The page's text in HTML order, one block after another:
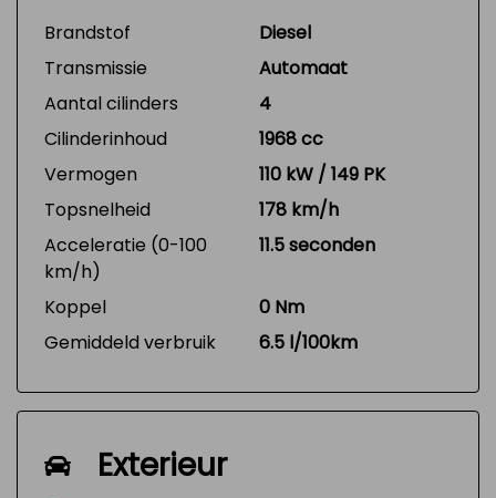
Brandstof
Diesel
Transmissie
Automaat
Aantal cilinders
4
Cilinderinhoud
1968 cc
Vermogen
110 kW / 149 PK
Topsnelheid
178 km/h
Acceleratie (0-100
km/h)
11.5 seconden
Koppel
0 Nm
Gemiddeld verbruik
6.5 l/100km
Exterieur